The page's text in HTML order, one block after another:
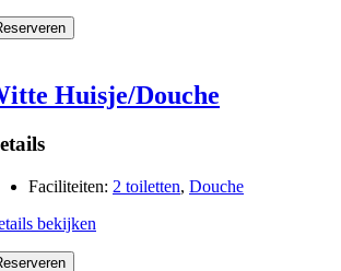
Huisje/Douche
Faciliteiten: 2 toiletten, Douche
bekijken